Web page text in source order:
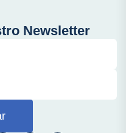
Newsletter